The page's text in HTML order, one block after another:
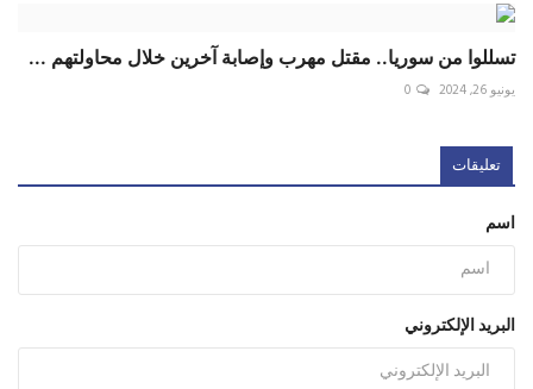
تسللوا من سوريا.. مقتل مهرب وإصابة آخرين خلال محاولتهم ...
يونيو 26, 2024 0
تعليقات
اسم
البريد الإلكتروني